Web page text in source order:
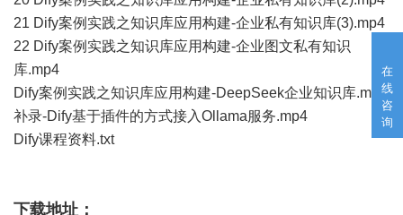
在
线
咨
询
21 Dify案例实践之知识库应用构建-企业私有知识库(3).mp4
22 Dify案例实践之知识库应用构建-企业图文私有知识
库.mp4
Dify案例实践之知识库应用构建-DeepSeek企业知识库.mp4
补录-Dify基于插件的方式接入Ollama服务.mp4
Dify课程资料.txt
下载地址：